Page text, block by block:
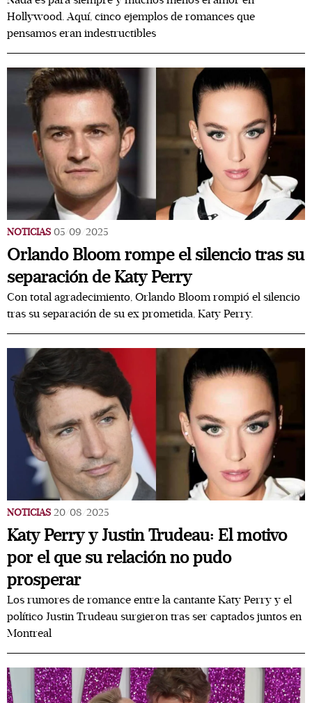
Hollywood. Aquí, cinco ejemplos de romances que
pensamos eran indestructibles
NOTICIAS 05/09/2025
Orlando Bloom rompe el silencio tras su
separación de Katy Perry
Con total agradecimiento, Orlando Bloom rompió el silencio
tras su separación de su ex prometida, Katy Perry.
NOTICIAS 20/08/2025
Katy Perry y Justin Trudeau: El motivo
por el que su relación no pudo
prosperar
Los rumores de romance entre la cantante Katy Perry y el
político Justin Trudeau surgieron tras ser captados juntos en
Montreal